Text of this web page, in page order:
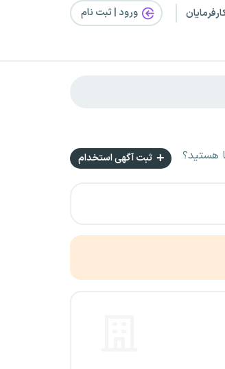
ورود | ثبت‌ نام
هستید؟ ثبت آگهی استخدام